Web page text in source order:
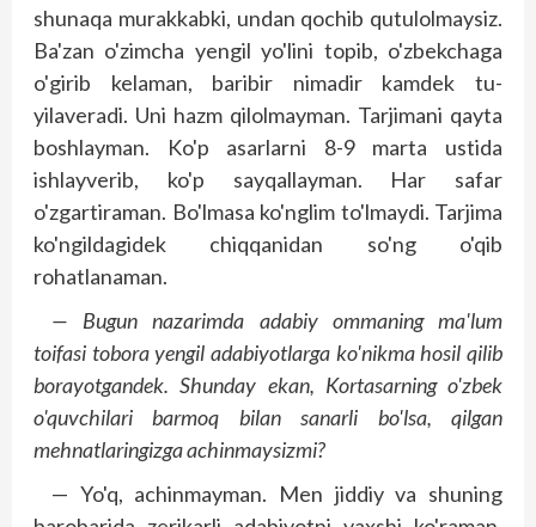
shunaqa murakkabki, undan qochib qutulolmaysiz.
Ba'zan o'zimcha yengil yo'lini topib, o'zbekchaga
o'girib kelaman, baribir nimadir kamdek tu­
yilaveradi. Uni hazm qilolmayman. Tarjimani qayta
boshlayman. Ko'p asarlarni 8-9 marta ustida
ishlayverib, ko'p sayqallayman. Har safar
o'zgartiraman. Bo'lmasa ko'nglim to'lmaydi. Tarjima
ko'ngildagidek chiqqanidan so'ng o'qib
rohatlanaman.
— Bugun nazarimda adabiy ommaning ma'lum
toifasi tobora yengil adabiyotlarga ko'nikma hosil qilib
borayotgandek. Shunday ekan, Kortasarning o'zbek
o'quvchilari barmoq bilan sanarli bo'lsa, qilgan
mehnatlaringizga achinmaysizmi?
— Yo'q, achinmayman. Men jiddiy va shuning